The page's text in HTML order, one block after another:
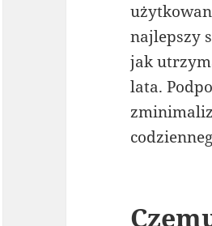
najlepszy
jak
lata.